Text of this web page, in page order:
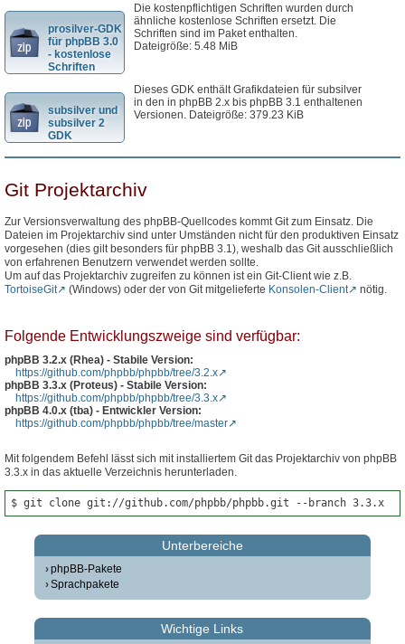
prosilver-GDK
für phpBB 3.0
- kostenlose
Schriften
Die kostenpflichtigen Schriften wurden durch
ähnliche kostenlose Schriften ersetzt. Die
Schriften sind im Paket enthalten.
Dateigröße: 5.48 MiB
subsilver und
subsilver 2
GDK
Dieses GDK enthält Grafikdateien für subsilver
in den in phpBB 2.x bis phpBB 3.1 enthaltenen
Versionen. Dateigröße: 379.23 KiB
Git Projektarchiv
Zur Versionsverwaltung des phpBB-Quellcodes kommt Git zum Einsatz. Die
Dateien im Projektarchiv sind unter Umständen nicht für den produktiven Einsatz
vorgesehen (dies gilt besonders für phpBB 3.1), weshalb das Git ausschließlich
von erfahrenen Benutzern verwendet werden sollte.
Um auf das Projektarchiv zugreifen zu können ist ein Git-Client wie z.B.
TortoiseGit
(Windows) oder der von Git mitgelieferte Konsolen-Client nötig.
Folgende Entwicklungszweige sind verfügbar:
phpBB 3.2.x (Rhea) - Stabile Version:
https://github.com/phpbb/phpbb/tree/3.2.x
phpBB 3.3.x (Proteus) - Stabile Version:
https://github.com/phpbb/phpbb/tree/3.3.x
phpBB 4.0.x (tba) - Entwickler Version:
https://github.com/phpbb/phpbb/tree/master
Mit folgendem Befehl lässt sich mit installiertem Git das Projektarchiv von phpBB
3.3.x in das aktuelle Verzeichnis herunterladen.
$ git clone git://github.com/phpbb/phpbb.git --branch 3.3.x
Unterbereiche
phpBB-Pakete
Sprachpakete
Wichtige Links